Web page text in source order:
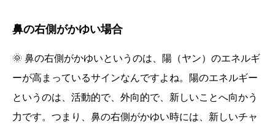
鼻の右側がかゆい場合
🌞 鼻の右側がかゆいというのは、陽（ヤン）のエネルギ
ーが高まっているサインなんですよね。陽のエネルギー
というのは、活動的で、外向的で、新しいことへ向かう
力です。つまり、鼻の右側がかゆい時には、新しいチャ